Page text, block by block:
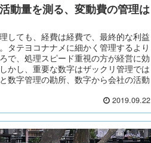
動量を測る、変動費の管理は
しても、経費は経費で、最終的な利益
タテヨコナナメに細かく管理するより
で、処理スピード重視の方が経営に効
かし、重要な数字はザックリ管理では
数字管理の勘所、数字から会社の活動
2019.09.22